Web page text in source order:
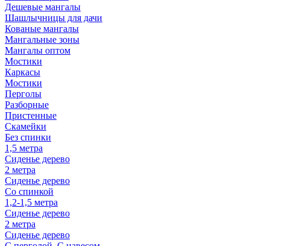
Дешевые мангалы
Шашлычницы для дачи
Кованые мангалы
Мангальные зоны
Мангалы оптом
Мостики
Каркасы
Мостики
Перголы
Разборные
Пристенные
Скамейки
Без спинки
1,5 метра
Сиденье дерево
2 метра
Сиденье дерево
Со спинкой
1,2-1,5 метра
Сиденье дерево
2 метра
Сиденье дерево